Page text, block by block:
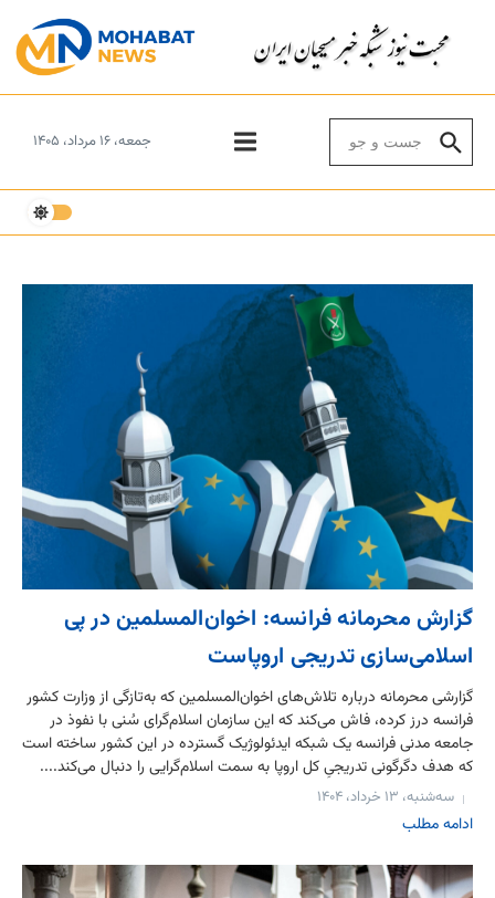
جمعه، ۱۶ مرداد، ۱۴۰۵
گزارش محرمانه فرانسه: اخوان‌المسلمین در پی
اسلامی‌سازی تدریجی اروپاست
گزارشی محرمانه درباره تلاش‌های اخوان‌المسلمین که به‌تازگی از وزارت کشور
فرانسه درز کرده، فاش می‌کند که این سازمان اسلام‌گرای سُنی با نفوذ در
جامعه مدنی فرانسه یک شبکه‌ ایدئولوژیک گسترده در این کشور ساخته است
که هدف دگرگونی تدریجیِ کل اروپا به سمت اسلام‌گرایی را دنبال می‌کند....
سه‌شنبه، ۱۳ خرداد، ۱۴۰۴
ادامه مطلب